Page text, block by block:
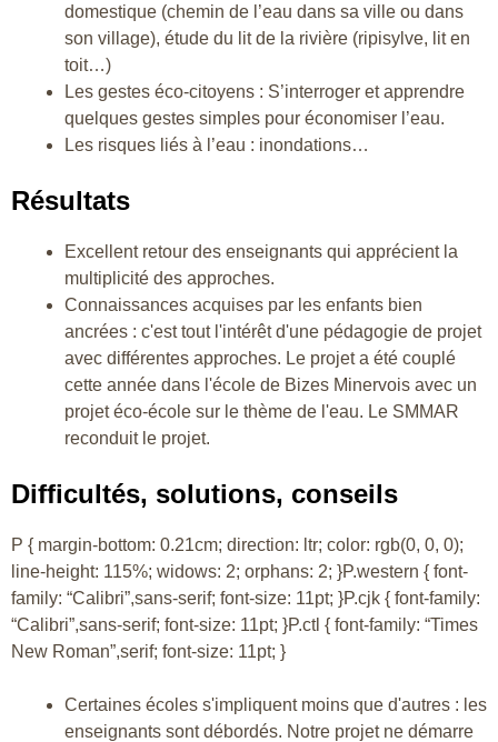
domestique (chemin de l’eau dans sa ville ou dans
son village), étude du lit de la rivière (ripisylve, lit en
toit…)
Les gestes éco-citoyens : S’interroger et apprendre
quelques gestes simples pour économiser l’eau.
Les risques liés à l’eau : inondations…
Résultats
Excellent retour des enseignants qui apprécient la
multiplicité des approches.
Connaissances acquises par les enfants bien
ancrées : c'est tout l'intérêt d'une pédagogie de projet
avec différentes approches. Le projet a été couplé
cette année dans l'école de Bizes Minervois avec un
projet éco-école sur le thème de l'eau. Le SMMAR
reconduit le projet.
Difficultés, solutions, conseils
P { margin-bottom: 0.21cm; direction: ltr; color: rgb(0, 0, 0);
line-height: 115%; widows: 2; orphans: 2; }P.western { font-
family: “Calibri”,sans-serif; font-size: 11pt; }P.cjk { font-family:
“Calibri”,sans-serif; font-size: 11pt; }P.ctl { font-family: “Times
New Roman”,serif; font-size: 11pt; }
Certaines écoles s'impliquent moins que d'autres : les
enseignants sont débordés. Notre projet ne démarre